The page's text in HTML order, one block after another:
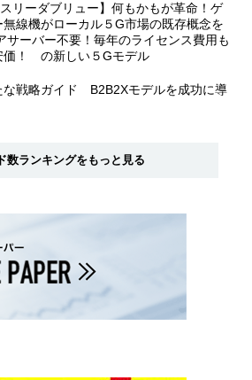
スリーダブリュー】何もかもが革命！ゲ
線機がローカル５G市場の既存概念を
サーバー不要！毎年のライセンス費用も
価！ の新しい５Gモデル
な戦略ガイド B2B2Xモデルを成功に導
数ランキングをもっと見る